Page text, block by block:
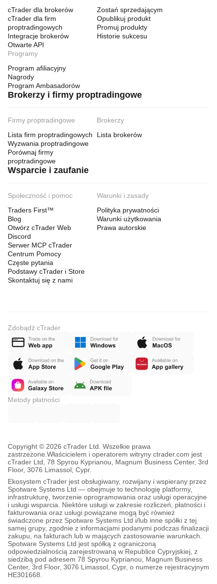
cTrader dla brokerów
cTrader dla firm
proptradingowych
Integracje brokerów
Otwarte API
Zostań sprzedającym
Opublikuj produkt
Promuj produkty
Historie sukcesu
Programy
Program afiliacyjny
Nagrody
Program Ambasadorów
Brokerzy i firmy proptradingowe
Firmy proptradingowe
Lista firm proptradingowych
Wyzwania proptradingowe
Porównaj firmy
proptradingowe
Brokerzy
Lista brokerów
Wsparcie i zaufanie
Społeczność i pomoc
Traders First™
Blog
Otwórz cTrader Web
Discord
Serwer MCP cTrader
Centrum Pomocy
Częste pytania
Podstawy cTrader i Store
Skontaktuj się z nami
Warunki i zasady
Polityka prywatności
Warunki użytkowania
Prawa autorskie
Zdobądź cTrader
Metody płatności
Copyright © 2026 cTrader Ltd. Wszelkie prawa
zastrzeżone. Właścicielem i operatorem witryny ctrader.com jest
cTrader Ltd, 78 Spyrou Kyprianou, Magnum Business Center, 3rd
Floor, 3076 Limassol, Cypr.
Ekosystem cTrader jest obsługiwany, rozwijany i wspierany przez
Spotware Systems Ltd — obejmuje to technologię platformy,
infrastrukturę, tworzenie oprogramowania oraz usługi operacyjne
i usługi wsparcia. Niektóre usługi w zakresie rozliczeń, płatności i
fakturowania oraz usługi powiązane mogą być również
świadczone przez Spotware Systems Ltd i/lub inne spółki z tej
samej grupy, zgodnie z informacjami podanymi podczas finalizacji
zakupu, na fakturach lub w mających zastosowanie warunkach.
Spotware Systems Ltd jest spółką z ograniczoną
odpowiedzialnością zarejestrowaną w Republice Cypryjskiej, z
siedzibą pod adresem 78 Spyrou Kyprianou, Magnum Business
Center, 3rd Floor, 3076 Limassol, Cypr, o numerze rejestracyjnym
HE301668.